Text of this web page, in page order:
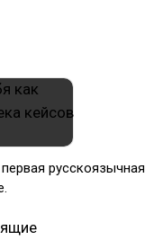
русскоязычная